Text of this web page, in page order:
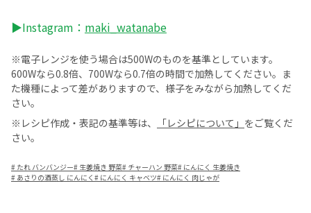
▶Instagram： maki_watanabe
※電子レンジを使う場合は500Wのものを基準としています。
600Wなら0.8倍、700Wなら0.7倍の時間で加熱してください。ま
た機種によって差がありますので、様子をみながら加熱してくだ
さい。
※レシピ作成・表記の基準等は、
「レシピについて」 をご覧くだ
さい。
# たれ バンバンジー# 生姜焼き 野菜# チャーハン 野菜# にんにく 生姜焼き
# あさりの酒蒸し にんにく # にんにく キャベツ# にんにく 肉じゃが